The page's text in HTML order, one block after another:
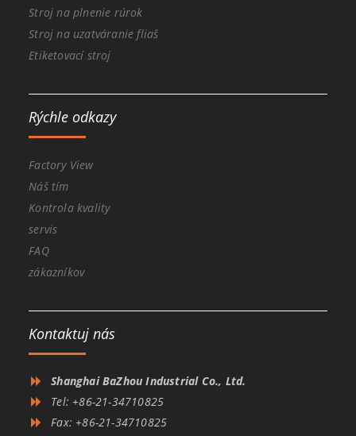
Stroj na plnenie rúrok
Stroj na uzatváranie fliaš
Etiketovací stroj
Rýchle odkazy
Factory View
Náš tím
Kontrola kvality
servis
FAQ
zákazníkov
Kontaktuj nás
Shanghai BaZhou Industrial Co., Ltd.
Tel: +86-21-34710825
Fax: +86-21-34710825